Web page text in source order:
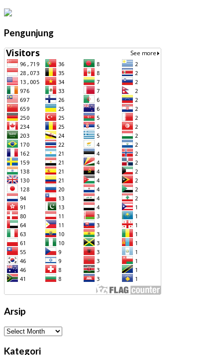
Pengunjung
Arsip
Arsip
Kategori